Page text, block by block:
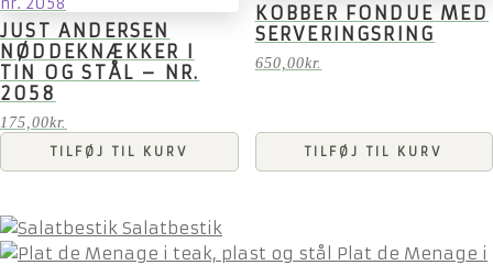
JUST ANDERSEN
NØDDEKNÆKKER I
TIN OG STÅL – NR.
2058
175,00kr.
TILFØJ TIL KURV
KOBBER FONDUE MED
SERVERINGSRING
650,00kr.
TILFØJ TIL KURV
Salatbestik
Plat de Menage i